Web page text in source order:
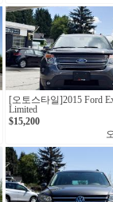
[오토스타일]2015 Ford
Limited
$15,200